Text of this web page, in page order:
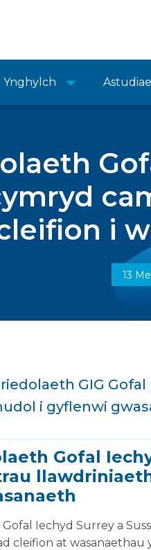
Ynghylch
i
13
GIG Gofal
i gyflenwi
Gofal
Iechyd Surrey a
cleifion at